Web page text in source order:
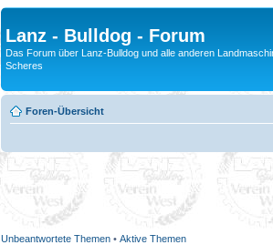
Lanz - Bulldog - Forum
Das Forum über Lanz-Bulldog und alle anderen
Scheres
Foren-Übersicht
Unbeantwortete Themen • Aktive Themen